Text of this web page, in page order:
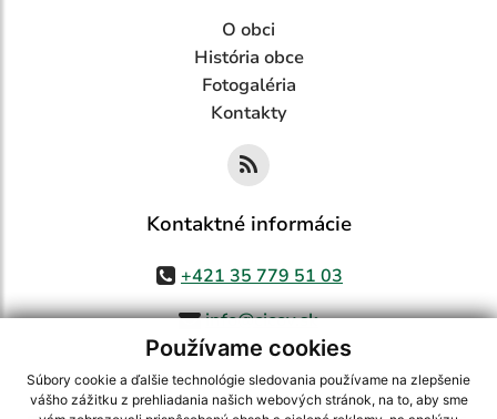
Používame cookies
Súbory cookie a ďalšie technológie sledovania používame na zlepšenie
vášho zážitku z prehliadania našich webových stránok, na to, aby sme
O obci
História obce
Fotogaléria
Kontakty
Kontaktné informácie
+421 35 779 51 03
info@cicov.sk